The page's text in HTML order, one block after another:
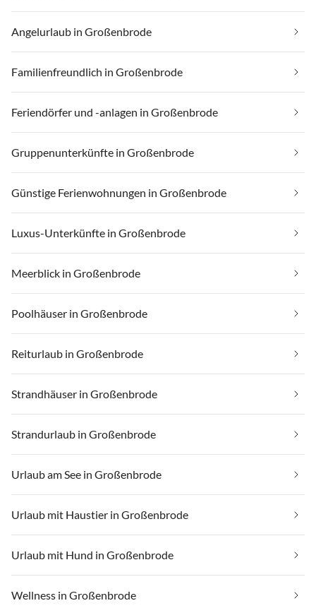
Angelurlaub in Großenbrode
Familienfreundlich in Großenbrode
Feriendörfer und -anlagen in Großenbrode
Gruppenunterkünfte in Großenbrode
Günstige Ferienwohnungen in Großenbrode
Luxus-Unterkünfte in Großenbrode
Meerblick in Großenbrode
Poolhäuser in Großenbrode
Reiturlaub in Großenbrode
Strandhäuser in Großenbrode
Strandurlaub in Großenbrode
Urlaub am See in Großenbrode
Urlaub mit Haustier in Großenbrode
Urlaub mit Hund in Großenbrode
Wellness in Großenbrode